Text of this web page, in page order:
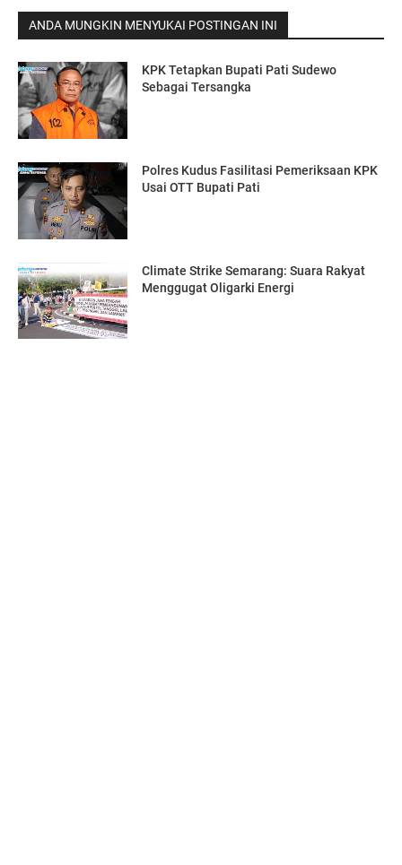
ANDA MUNGKIN MENYUKAI POSTINGAN INI
KPK Tetapkan Bupati Pati Sudewo
Sebagai Tersangka
Polres Kudus Fasilitasi Pemeriksaan KPK
Usai OTT Bupati Pati
Climate Strike Semarang: Suara Rakyat
Menggugat Oligarki Energi